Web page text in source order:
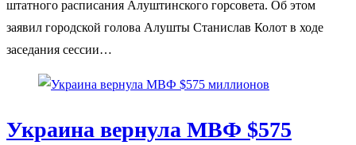
штатного расписания Алуштинского горсовета. Об этом
заявил городской голова Алушты Станислав Колот в ходе
заседания сессии…
Украина вернула МВФ $575